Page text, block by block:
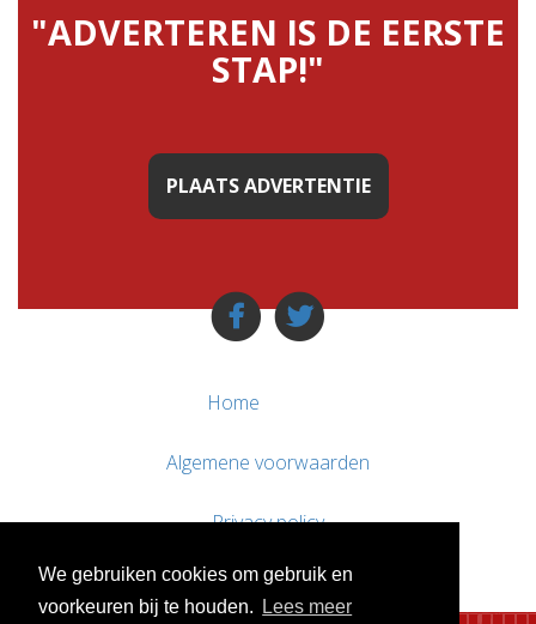
We gebruiken cookies om gebruik en
voorkeuren bij te houden.
Lees meer
"ADVERTEREN IS DE EERSTE
STAP!"
PLAATS ADVERTENTIE
Home
Algemene voorwaarden
Privacy policy
Contact / Support